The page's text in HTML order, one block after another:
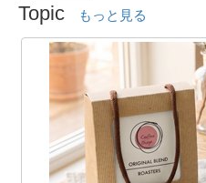
Topic もっと見る